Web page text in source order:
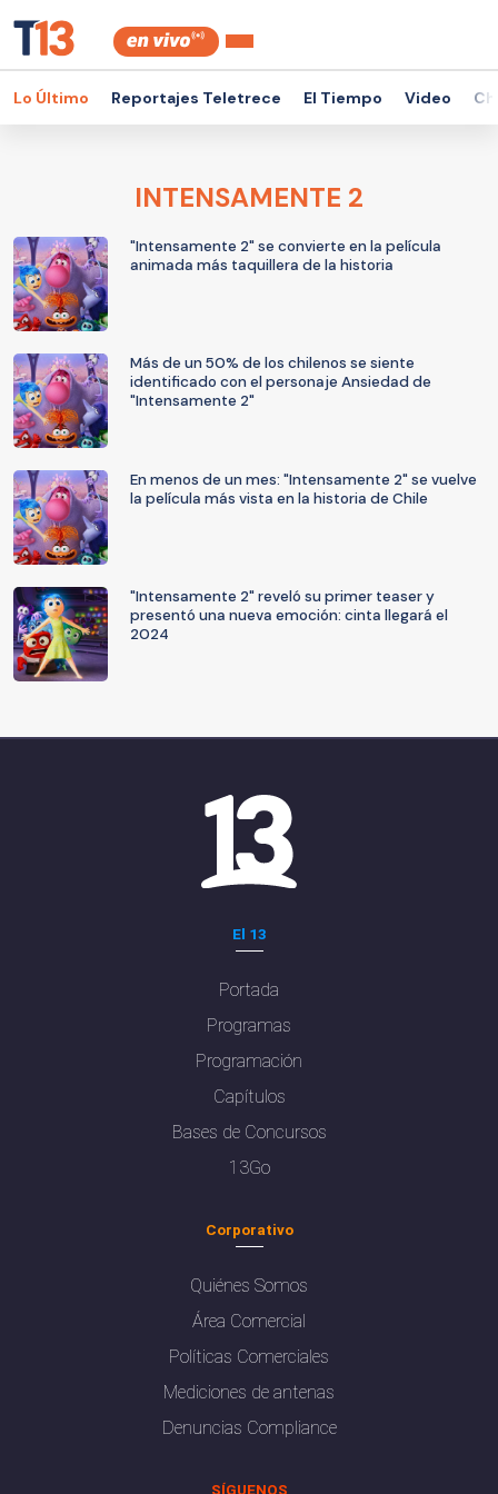
Lo Último Reportajes Teletrece El Tiempo Video
INTENSAMENTE 2
"Intensamente 2" se convierte en la película
animada más taquillera de la historia
Más de un 50% de los chilenos se siente
identificado con el personaje Ansiedad de
"Intensamente 2"
En menos de un mes: "Intensamente 2" se vuelve
la película más vista en la historia de Chile
"Intensamente 2" reveló su primer teaser y
presentó una nueva emoción: cinta llegará el
2024
El 13
Portada
Programas
Programación
Capítulos
Bases de Concursos
13Go
Corporativo
Quiénes Somos
Área Comercial
Políticas Comerciales
Mediciones de antenas
Denuncias Compliance
SÍGUENOS